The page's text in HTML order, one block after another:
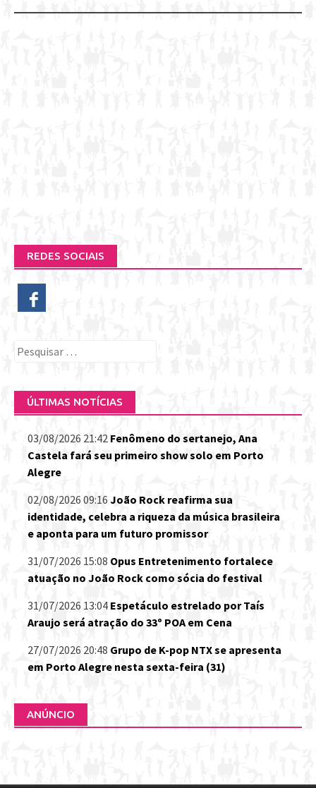
REDES SOCIAIS
Pesquisar
ÚLTIMAS NOTÍCIAS
03/08/2026 21:42 Fenômeno do sertanejo, Ana
Castela fará seu primeiro show solo em Porto
Alegre
02/08/2026 09:16 João Rock reafirma sua
identidade, celebra a riqueza da música brasileira
e aponta para um futuro promissor
31/07/2026 15:08 Opus Entretenimento fortalece
atuação no João Rock como sócia do festival
31/07/2026 13:04 Espetáculo estrelado por Taís
Araujo será atração do 33º POA em Cena
27/07/2026 20:48 Grupo de K-pop NTX se apresenta
em Porto Alegre nesta sexta-feira (31)
ANÚNCIO